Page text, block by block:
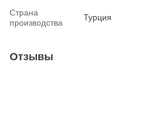
Страна
производства
Турция
Отзывы